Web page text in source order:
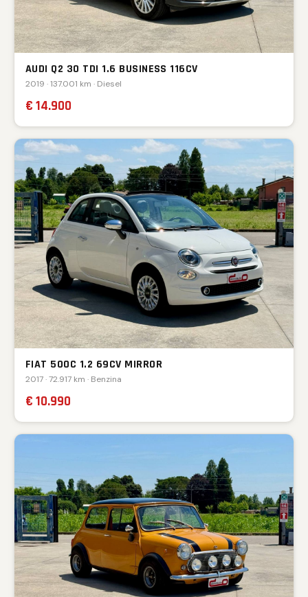
AUDI Q2 30 TDI 1.6 BUSINESS 116CV
2019 · 137.001 km · Diesel
€ 14.900
FIAT 500C 1.2 69CV MIRROR
2017 · 72.917 km · Benzina
€ 10.990